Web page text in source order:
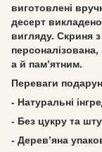
виготовлені
десерт
вигляду. Скриня
а й пам’ятним.
Переваги
- Натуральні
- Без цукру та
- Дерев’яна